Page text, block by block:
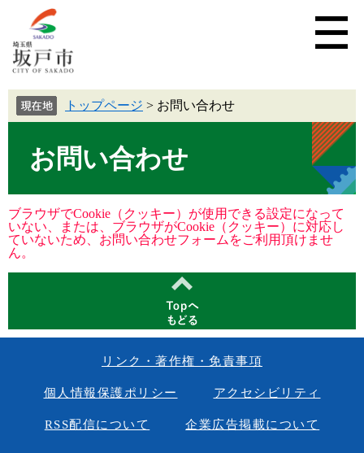
トップページ > お問い合わせ
お問い合わせ
ブラウザでCookie（クッキー）が使用できる設定になって
いない、または、ブラウザがCookie（クッキー）に対応し
ていないため、お問い合わせフォームをご利用頂けませ
ん。
リンク・著作権・免責事項
個人情報保護ポリシー アクセシビリティ
RSS配信について 企業広告掲載について